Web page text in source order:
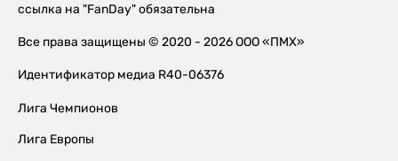
ссылка на "FanDay" обязательна
Все права защищены © 2020 - 2026 ООО «ПМХ»
Идентификатор медиа R40-06376
Лига Чемпионов
Лига Европы